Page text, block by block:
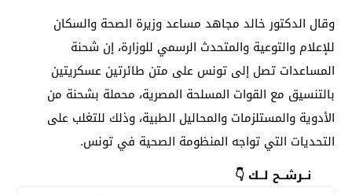
وقال الدكتور خالد مجاهد مساعد وزيرة الصحة والسكان
للإعلام والتوعية والمتحدث الرسمي للوزارة، إن شحنة
المساعدات تصل إلى تونس على متن طائرتين عسكريتين
بالتنسيق مع القوات المسلحة المصرية، محملة بشحنة من
الأدوية والمستلزمات والمحاليل الطبية، وذلك للتغلب على
التحديات التي تواجه المنظومة الصحية في تونس.
نــرشــح لــك 👇